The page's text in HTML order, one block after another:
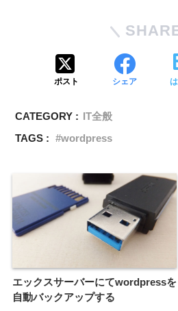
ポスト シェア
CATEGORY : IT全般
TAGS :
wordpress
エックスサーバーにてwordpressを
自動バックアップする